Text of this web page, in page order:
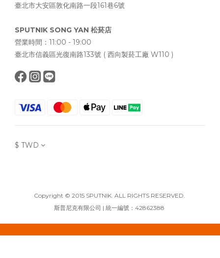
臺北市大安區敦化南路一段161巷6號
SPUTNIK SONG YAN 松菸店
營業時間：11:00 - 19:00
臺北市信義區光復南路133號 ( 西向製菸工廠 W110 )
$ TWD
Copyright © 2015 SPUTNIK. ALL RIGHTS RESERVED.
斯普尼克有限公司 | 統一編號：42862388